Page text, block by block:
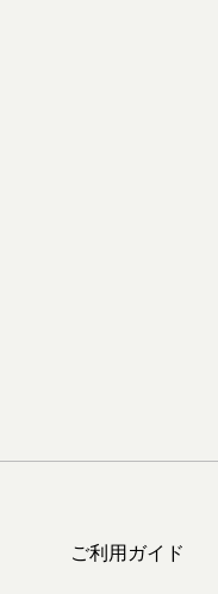
ご利用ガイド